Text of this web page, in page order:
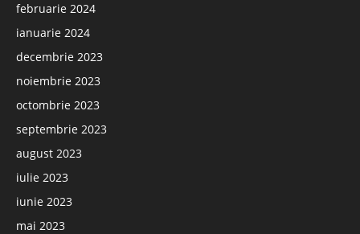
februarie 2024
ianuarie 2024
decembrie 2023
noiembrie 2023
octombrie 2023
septembrie 2023
august 2023
iulie 2023
iunie 2023
mai 2023